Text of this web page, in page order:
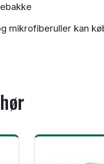
mikrofiberuller kan